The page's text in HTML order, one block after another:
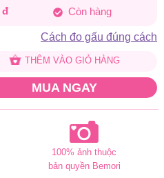
385.000 đ
đ Còn hàng
Cách đo gấu đúng cách
THÊM VÀO GIỎ HÀNG
MUA NGAY
100% ảnh thuộc
bản quyền Bemori